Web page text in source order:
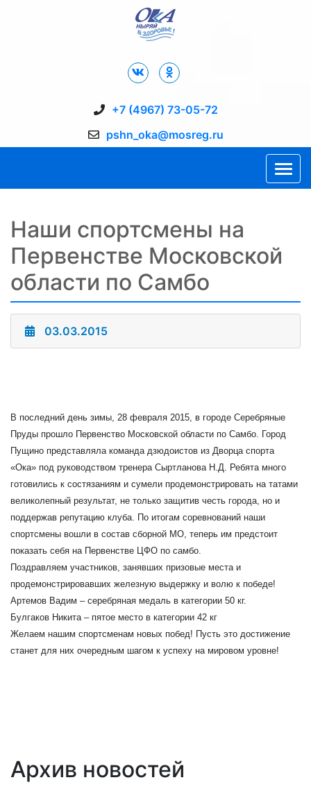
+7 (4967) 73-05-72
pshn_oka@mosreg.ru
Наши спортсмены на
Первенстве Московской
области по Самбо
03.03.2015
В последний день зимы, 28 февраля 2015, в городе Серебряные
Пруды прошло Первенство Московской области по Самбо. Город
Пущино представляла команда дзюдоистов из Дворца спорта
«Ока» под руководством тренера Сыртланова Н.Д. Ребята много
готовились к состязаниям и сумели продемонстрировать на татами
великолепный результат, не только защитив честь города, но и
поддержав репутацию клуба. По итогам соревнований наши
спортсмены вошли в состав сборной МО, теперь им предстоит
показать себя на Первенстве ЦФО по самбо.
Поздравляем участников, занявших призовые места и
продемонстрировавших железную выдержку и волю к победе!
Артемов Вадим – серебряная медаль в категории 50 кг.
Булгаков Никита – пятое место в категории 42 кг
Желаем нашим спортсменам новых побед! Пусть это достижение
станет для них очередным шагом к успеху на мировом уровне!
Архив новостей